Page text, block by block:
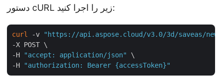
دستور cURL زیر را اجرا کنید:
curl -v
"https://api.aspose.cloud/v3.0/3d/saveas/
-X POST \
-H
"accept: application/json"
\
-H
"authorization: Bearer {accessToken}"